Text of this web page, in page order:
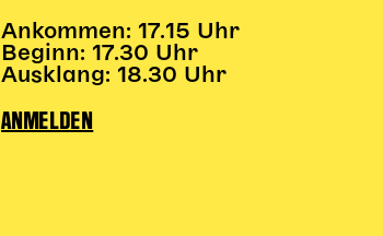
Ankommen: 17.15 Uhr
Beginn: 17.30 Uhr
Ausklang: 18.30 Uhr
ANMELDEN